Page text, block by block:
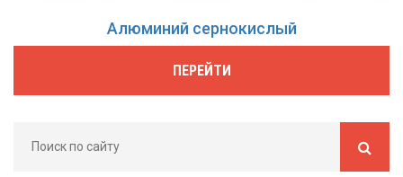
Алюминий сернокислый
ПЕРЕЙТИ